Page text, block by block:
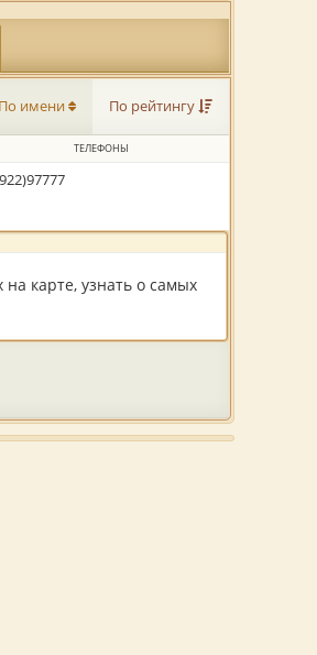
По имени По рейтингу
ТЕЛЕФОНЫ
карте, узнать о самых